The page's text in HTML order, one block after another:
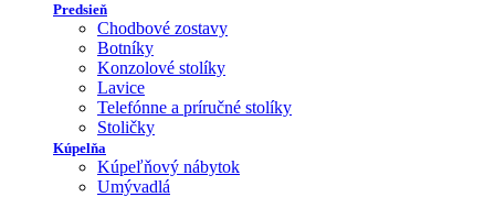
Predsieň
Chodbové zostavy
Botníky
Konzolové stolíky
Lavice
Telefónne a príručné stolíky
Stoličky
Kúpelňa
Kúpeľňový nábytok
Umývadlá